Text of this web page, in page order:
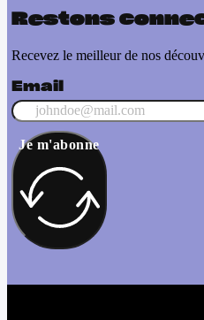
Restons
Recevez le meilleur de nos
Email
Je m'abonne